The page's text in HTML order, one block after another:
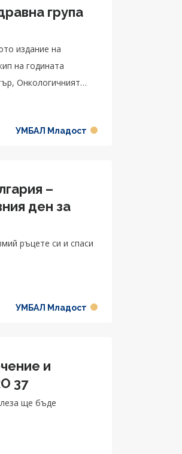
група
издание на
на годината
УМБАЛ Младост
–
ден за
ръцете си и спаси
УМБАЛ Младост
и
37
ще бъде